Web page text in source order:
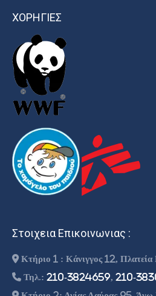
ΧΟΡΗΓΙΕΣ
Στοιχεια Επικοινωνιας :
Κτήριο 1 : Κάνιγγος 12, Πλατεία
Τηλ.: 210-3824659 210-